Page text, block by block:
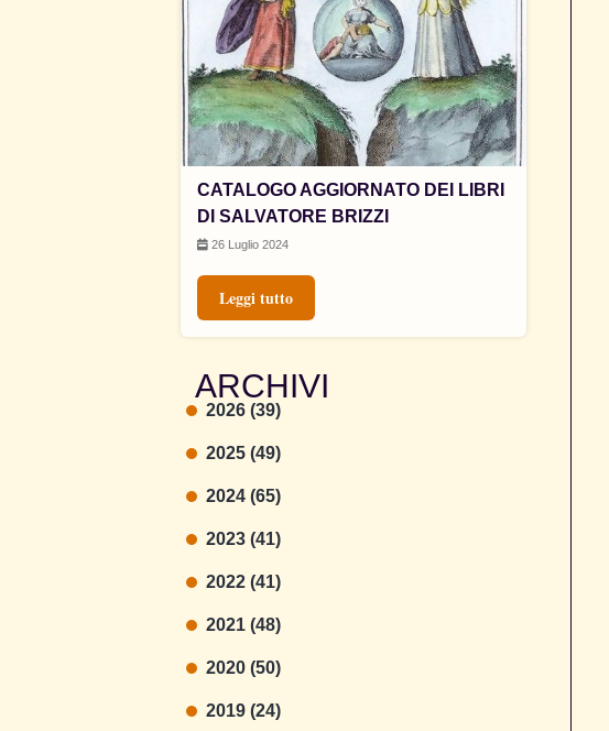
CATALOGO AGGIORNATO DEI LIBRI
DI SALVATORE BRIZZI
26 Luglio 2024
Leggi tutto
ARCHIVI
2026 (39)
2025 (49)
2024 (65)
2023 (41)
2022 (41)
2021 (48)
2020 (50)
2019 (24)